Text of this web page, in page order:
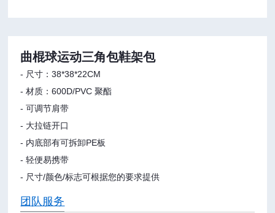
曲棍球运动三角包鞋架包
- 尺寸：38*38*22CM
- 材质：600D/PVC 聚酯
- 可调节肩带
- 大拉链开口
- 内底部有可拆卸PE板
- 轻便易携带
- 尺寸/颜色/标志可根据您的要求提供
团队服务